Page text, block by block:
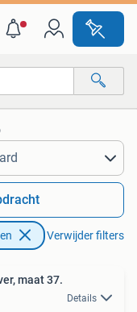
Verwijder filters
maat 37.
Details